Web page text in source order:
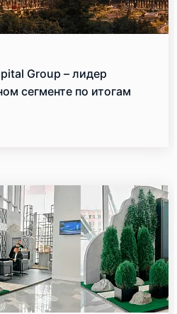
Group – лидер
сегменте по итогам